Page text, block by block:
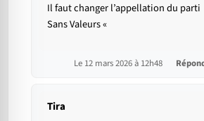
Il faut changer l’appellation du
Sans Valeurs «
Le 12 mars 2026 à 12h48
Tira